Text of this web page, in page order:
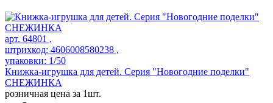
арт. 64801 ,
штрихкод: 4606008580238 ,
упаковки: 1/50
Книжка-игрушка для детей. Серия "Новогодние поделки"
СНЕЖИНКА
розничная цена за 1шт.